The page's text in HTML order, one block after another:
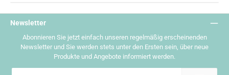
Newsletter
Abonnieren Sie jetzt einfach unseren regelmäßig erscheinenden
Newsletter und Sie werden stets unter den Ersten sein, über neue
Produkte und Angebote informiert werden.